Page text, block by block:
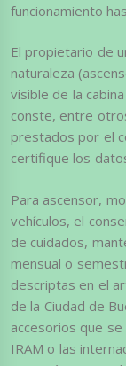
funcionamiento
El propietario de
naturaleza
visible de la
conste, entre
prestados por el
certifique los
Para ascensor,
vehículos, el
de cuidados,
mensual o
descriptas en el
de la Ciudad de
accesorios que
IRAM o las